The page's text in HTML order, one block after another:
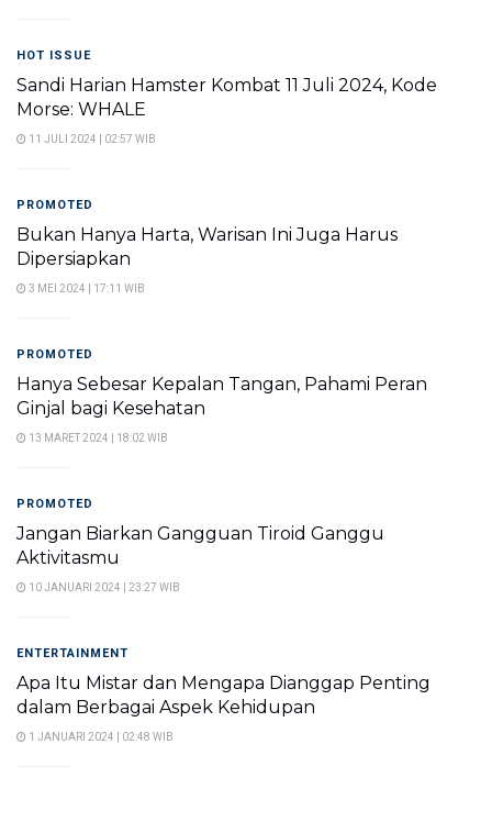
HOT ISSUE
Sandi Harian Hamster Kombat 11 Juli 2024, Kode
Morse: WHALE
11 JULI 2024 | 02:57 WIB
PROMOTED
Bukan Hanya Harta, Warisan Ini Juga Harus
Dipersiapkan
3 MEI 2024 | 17:11 WIB
PROMOTED
Hanya Sebesar Kepalan Tangan, Pahami Peran
Ginjal bagi Kesehatan
13 MARET 2024 | 18:02 WIB
PROMOTED
Jangan Biarkan Gangguan Tiroid Ganggu
Aktivitasmu
10 JANUARI 2024 | 23:27 WIB
ENTERTAINMENT
Apa Itu Mistar dan Mengapa Dianggap Penting
dalam Berbagai Aspek Kehidupan
1 JANUARI 2024 | 02:48 WIB